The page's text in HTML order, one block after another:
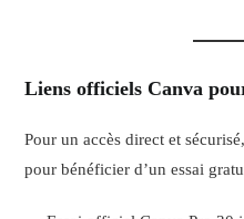
Liens officiels Canva
Pour un accès direct et
pour bénéficier d’un essai